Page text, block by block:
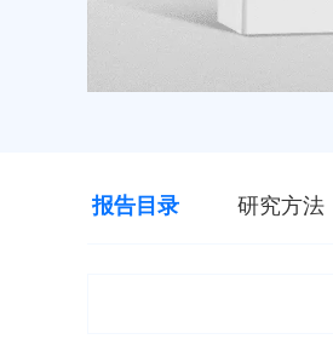
报告目录 研究方法